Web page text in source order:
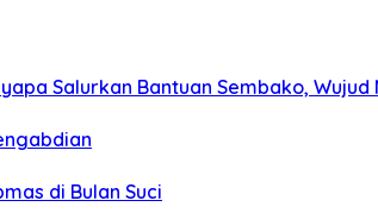
Salurkan Bantuan Sembako,
di Bulan Suci